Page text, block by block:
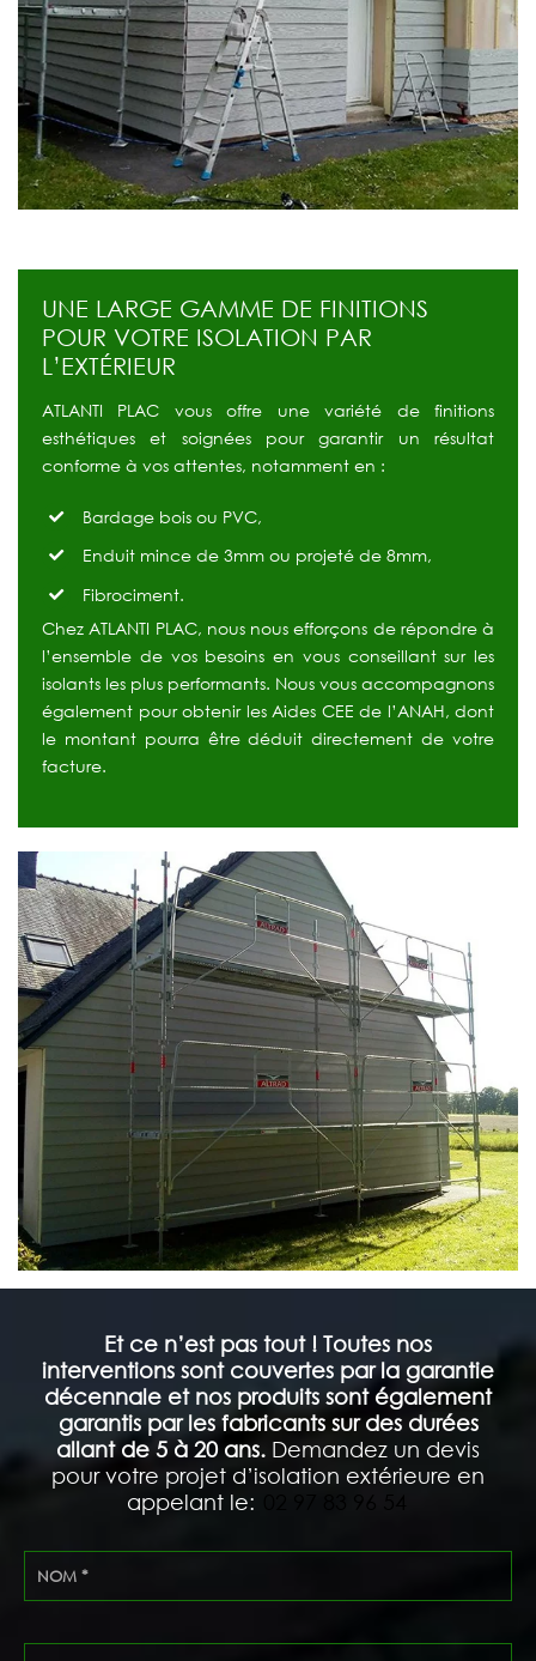
UNE LARGE GAMME DE FINITIONS
POUR VOTRE ISOLATION PAR
L’EXTÉRIEUR
ATLANTI PLAC vous offre une variété de finitions
esthétiques et soignées pour garantir un résultat
conforme à vos attentes, notamment en :
Bardage bois ou PVC,
Enduit mince de 3mm ou projeté de 8mm,
Fibrociment.
Chez ATLANTI PLAC, nous nous efforçons de répondre à
l’ensemble de vos besoins en vous conseillant sur les
isolants les plus performants. Nous vous accompagnons
également pour obtenir les Aides CEE de l’ANAH, dont
le montant pourra être déduit directement de votre
facture.
Et ce n’est pas tout ! Toutes nos
interventions sont couvertes par la garantie
décennale et nos produits sont également
garantis par les fabricants sur des durées
allant de 5 à 20 ans. Demandez un devis
pour votre projet d’isolation extérieure en
appelant le: